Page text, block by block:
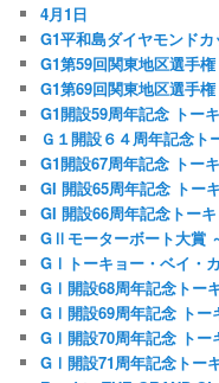
4月1日
G1平和島ダイヤモンドカ
G1第59回関東地区選手権
G1第69回関東地区選手権
G1開設59周年記念 トー
Ｇ１開設６４周年記念ト
G1開設67周年記念 トー
GI 開設65周年記念 トー
GI 開設66周年記念トー
GⅡモーターボート大賞
GⅠトーキョー・ベイ・
GⅠ開設68周年記念トー
GⅠ開設69周年記念 トー
GⅠ開設70周年記念 トー
GⅠ開設71周年記念トー